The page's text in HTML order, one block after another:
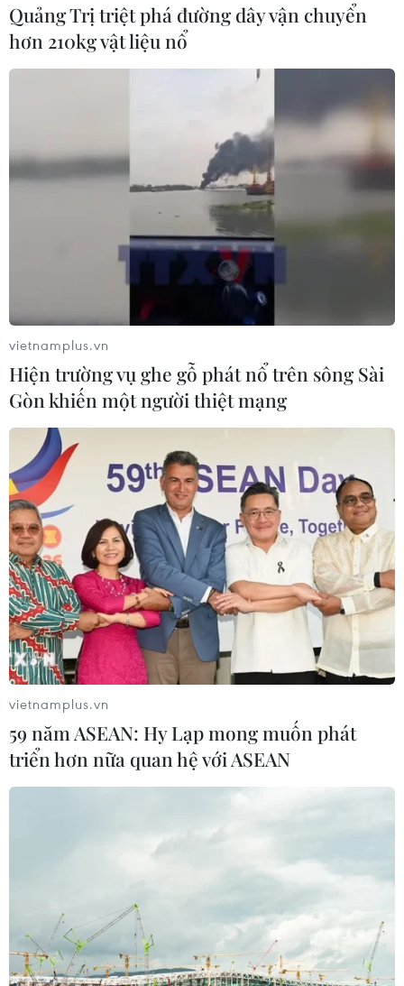
Iceland trước cuộc trưng cầu ý dân
Italy bác tối hậu thư của Tây Ban Nha
Quảng Trị triệt phá đường dây vận chuyển
hơn 210kg vật liệu nổ
vietnamplus.vn
Hiện trường vụ ghe gỗ phát nổ trên sông Sài
Gòn khiến một người thiệt mạng
vietnamplus.vn
59 năm ASEAN: Hy Lạp mong muốn phát
triển hơn nữa quan hệ với ASEAN